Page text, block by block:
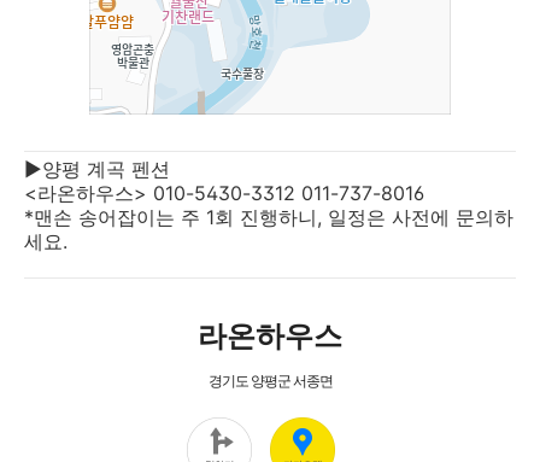
▶양평 계곡 펜션
<라온하우스> 010-5430-3312 011-737-8016
*맨손 송어잡이는 주 1회 진행하니, 일정은 사전에 문의하
세요.